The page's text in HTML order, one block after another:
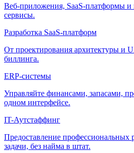
Веб-приложения, SaaS-платформы и
сервисы.
Разработка SaaS-платформ
От проектирования архитектуры и
биллинга.
ERP-системы
Управляйте финансами, запасами,
одном интерфейсе.
IT-Аутстаффинг
Предоставление профессиональных
задачи, без найма в штат.